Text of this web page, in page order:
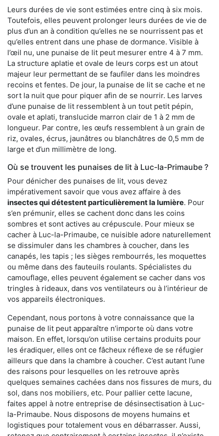
Leurs durées de vie sont estimées entre cinq à six mois.
Toutefois, elles peuvent prolonger leurs durées de vie de
plus d’un an à condition qu’elles ne se nourrissent pas et
qu’elles entrent dans une phase de dormance. Visible à
l’œil nu, une punaise de lit peut mesurer entre 4 à 7 mm.
La structure aplatie et ovale de leurs corps est un atout
majeur leur permettant de se faufiler dans les moindres
recoins et fentes. De jour, la punaise de lit se cache et ne
sort la nuit que pour piquer afin de se nourrir. Les larves
d’une punaise de lit ressemblent à un tout petit pépin,
ovale et aplati, translucide marron clair de 1 à 2 mm de
longueur. Par contre, les œufs ressemblent à un grain de
riz, ovales, écrus, jaunâtres ou blanchâtres de 0,5 mm de
large et d’un millimètre de long.
Où se trouvent les punaises de lit à Luc-la-Primaube ?
Pour dénicher des punaises de lit, vous devez
impérativement savoir que vous avez affaire à des
insectes qui détestent particulièrement la lumière. Pour
s’en prémunir, elles se cachent donc dans les coins
sombres et sont actives au crépuscule. Pour mieux se
cacher à Luc-la-Primaube, ce nuisible adore naturellement
se dissimuler dans les chambres à coucher, dans les
canapés, les tapis ; les sièges rembourrés, les moquettes
ou même dans des fauteuils roulants. Spécialistes du
camouflage, elles peuvent également se cacher dans vos
tringles à rideaux, dans vos ventilateurs ou à l’intérieur de
vos appareils électroniques.
Cependant, nous portons à votre connaissance que la
punaise de lit peut apparaître n’importe où dans votre
maison. En effet, lorsqu’on utilise certains produits pour
les éradiquer, elles ont ce fâcheux réflexe de se réfugier
ailleurs que dans la chambre à coucher. C’est autant l’une
des raisons pour lesquelles on les retrouve après
quelques semaines cachées dans nos fissures de murs, du
sol, dans nos mobiliers, etc. Pour pallier cette lacune,
faites appel à notre entreprise de désinsectisation à Luc-
la-Primaube. Nous disposons de moyens humains et
logistiques pour totalement vous en débarrasser. Aussi,